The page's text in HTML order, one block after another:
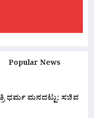
Popular News
ಧರ್ಮ ಮನದಟ್ಟು: ಸಚಿವ